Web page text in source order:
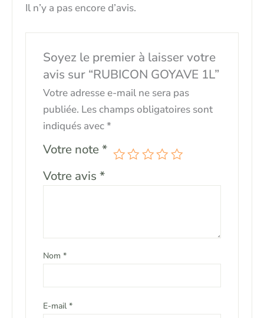
Il n’y a pas encore d’avis.
Soyez le premier à laisser votre
avis sur “RUBICON GOYAVE 1L”
Votre adresse e-mail ne sera pas
publiée. Les champs obligatoires sont
indiqués avec*
Votre note *
Votre avis *
Nom *
E-mail *